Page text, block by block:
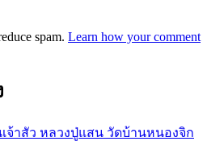
spam. Learn how your comment